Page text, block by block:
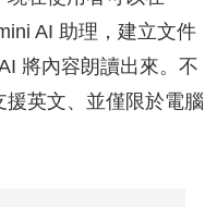
AI 助理，建立文件
將內容朗讀出來。不
英文、並僅限於電腦